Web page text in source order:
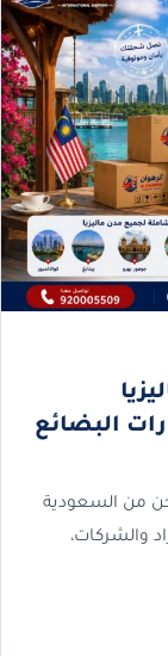
البضائع
من السعودية
والشركات،